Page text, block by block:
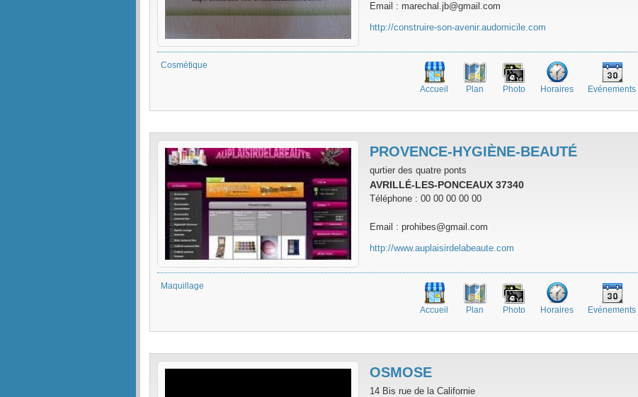
Email : marechal.jb@gmail.com
http://construire-son-avenir.audomicile.com
Cosmétique
Accueil Plan Photo Horaires Evénements
PROVENCE-HYGIÈNE-BEAUTÉ
qurtier des quatre ponts
AVRILLÉ-LES-PONCEAUX 37340
Téléphone : 00 00 00 00 00
Email : prohibes@gmail.com
http://www.auplaisirdelabeaute.com
Maquillage
Accueil Plan Photo Horaires Evénements
OSMOSE
14 Bis rue de la Californie